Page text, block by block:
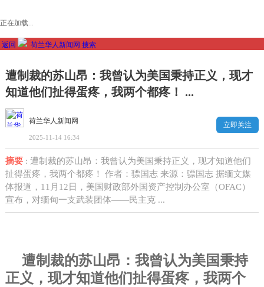
正在加载...
返回 荷兰华人新闻网 搜索
遭制裁的苏山昂：我曾认为美国秉持正义，现才
知道他们扯得蛋疼，我两个都疼！ ...
荷兰华人新闻网
2025-11-14 16:34
立即关注
摘要: 遭制裁的苏山昂：我曾认为美国秉持正义，现才知道他们
扯得蛋疼，我两个都疼！ 作者：骠国志 来源：骠国志 据缅文媒
体报道，11月12日，美国财政部外国资产控制办公室（OFAC）
宣布，对缅甸一支武装团体——民主克 ...
遭制裁的苏山昂：我曾认为美国秉持
正义，现才知道他们扯得蛋疼，我两个